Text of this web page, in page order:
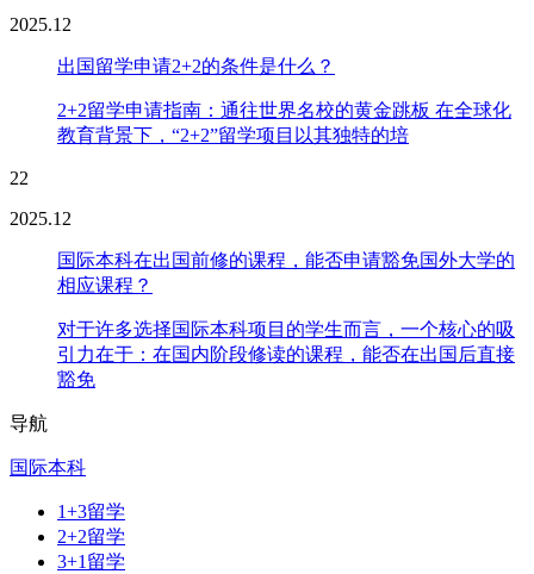
2025.12
出国留学申请2+2的条件是什么？
2+2留学申请指南：通往世界名校的黄金跳板 在全球化
教育背景下，“2+2”留学项目以其独特的培
22
2025.12
国际本科在出国前修的课程，能否申请豁免国外大学的
相应课程？
对于许多选择国际本科项目的学生而言，一个核心的吸
引力在于：在国内阶段修读的课程，能否在出国后直接
豁免
导航
国际本科
1+3留学
2+2留学
3+1留学